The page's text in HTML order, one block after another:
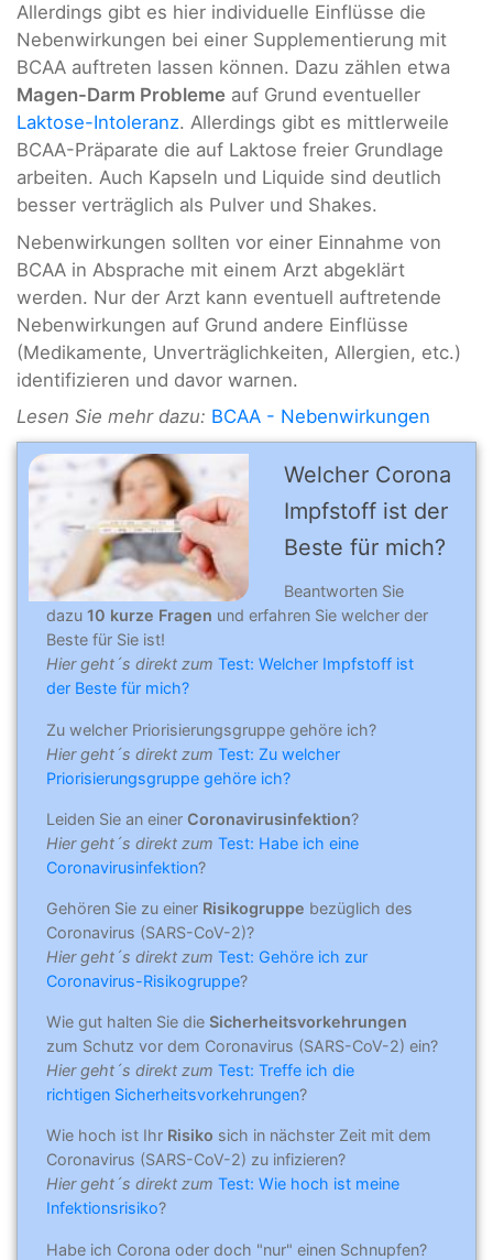
Allerdings gibt es hier individuelle Einflüsse die
Nebenwirkungen bei einer Supplementierung mit
BCAA auftreten lassen können. Dazu zählen etwa
Magen-Darm Probleme auf Grund eventueller
Laktose-Intoleranz. Allerdings gibt es mittlerweile
BCAA-Präparate die auf Laktose freier Grundlage
arbeiten. Auch Kapseln und Liquide sind deutlich
besser verträglich als Pulver und Shakes.
Nebenwirkungen sollten vor einer Einnahme von
BCAA in Absprache mit einem Arzt abgeklärt
werden. Nur der Arzt kann eventuell auftretende
Nebenwirkungen auf Grund andere Einflüsse
(Medikamente, Unverträglichkeiten, Allergien, etc.)
identifizieren und davor warnen.
Lesen Sie mehr dazu: BCAA - Nebenwirkungen
Welcher Corona
Impfstoff ist der
Beste für mich?
Beantworten Sie
dazu 10 kurze Fragen und erfahren Sie welcher der
Beste für Sie ist!
Hier geht´s direkt zum Test: Welcher Impfstoff ist
der Beste für mich?
Zu welcher Priorisierungsgruppe gehöre ich?
Hier geht´s direkt zum Test: Zu welcher
Priorisierungsgruppe gehöre ich?
Leiden Sie an einer Coronavirusinfektion?
Hier geht´s direkt zum Test: Habe ich eine
Coronavirusinfektion?
Gehören Sie zu einer Risikogruppe bezüglich des
Coronavirus (SARS-CoV-2)?
Hier geht´s direkt zum Test: Gehöre ich zur
Coronavirus-Risikogruppe?
Wie gut halten Sie die Sicherheitsvorkehrungen
zum Schutz vor dem Coronavirus (SARS-CoV-2) ein?
Hier geht´s direkt zum Test: Treffe ich die
richtigen Sicherheitsvorkehrungen?
Wie hoch ist Ihr Risiko sich in nächster Zeit mit dem
Coronavirus (SARS-CoV-2) zu infizieren?
Hier geht´s direkt zum Test: Wie hoch ist meine
Infektionsrisiko?
Habe ich Corona oder doch "nur" einen Schnupfen?